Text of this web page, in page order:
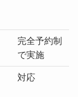
完全予約制
で実施
対応